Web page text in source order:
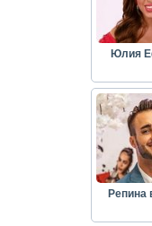
Юлия
Репина